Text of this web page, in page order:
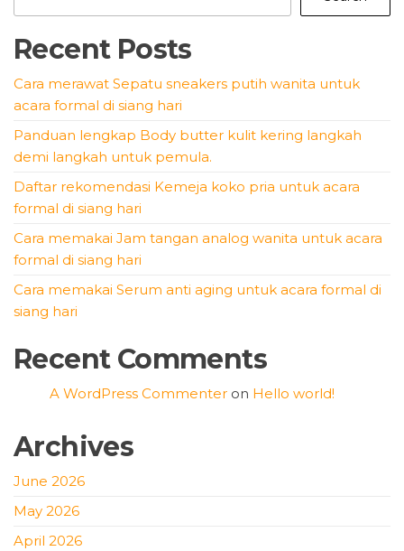
Recent Posts
Cara merawat Sepatu sneakers putih wanita untuk
acara formal di siang hari
Panduan lengkap Body butter kulit kering langkah
demi langkah untuk pemula.
Daftar rekomendasi Kemeja koko pria untuk acara
formal di siang hari
Cara memakai Jam tangan analog wanita untuk acara
formal di siang hari
Cara memakai Serum anti aging untuk acara formal di
siang hari
Recent Comments
A WordPress Commenter on Hello world!
Archives
June 2026
May 2026
April 2026